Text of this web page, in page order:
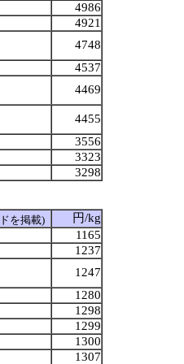
4986
4921
4748
4537
4469
4455
3556
3323
3298
を掲載)
円/kg
1165
1237
1247
1280
1298
1299
1300
1307